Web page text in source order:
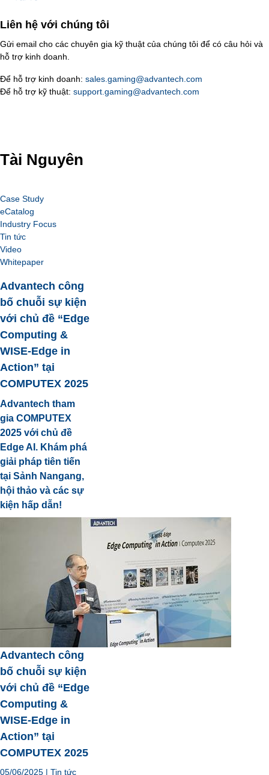
Liên hệ với chúng tôi
Gửi email cho các chuyên gia kỹ thuật của chúng tôi để có câu hỏi và
hỗ trợ kinh doanh.
Để hỗ trợ kinh doanh: sales.gaming@advantech.com
Để hỗ trợ kỹ thuật: support.gaming@advantech.com
Tài Nguyên
Case Study
eCatalog
Industry Focus
Tin tức
Video
Whitepaper
Advantech công
bố chuỗi sự kiện
với chủ đề “Edge
Computing &
WISE-Edge in
Action” tại
COMPUTEX 2025
Advantech tham
gia COMPUTEX
2025 với chủ đề
Edge AI. Khám phá
giải pháp tiên tiến
tại Sảnh Nangang,
hội thảo và các sự
kiện hấp dẫn!
Advantech công
bố chuỗi sự kiện
với chủ đề “Edge
Computing &
WISE-Edge in
Action” tại
COMPUTEX 2025
05/06/2025 | Tin tức